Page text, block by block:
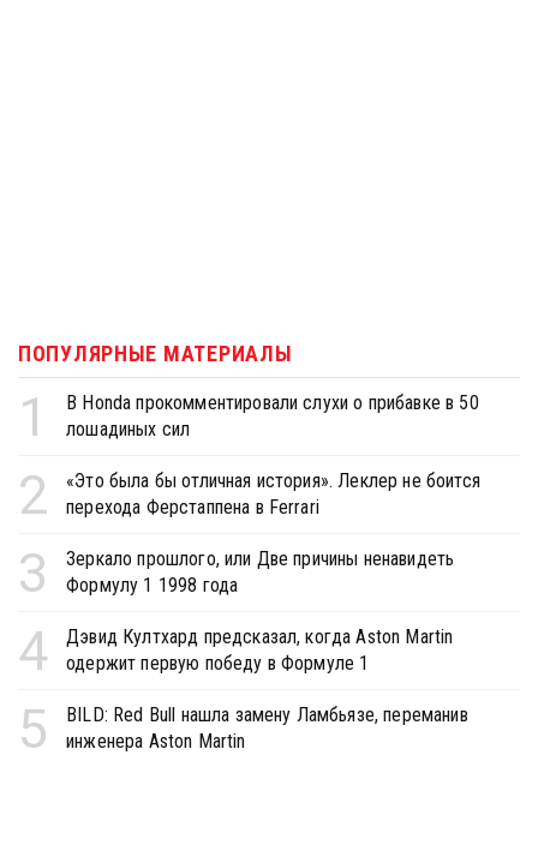
ПОПУЛЯРНЫЕ МАТЕРИАЛЫ
1
В Honda прокомментировали слухи о прибавке в 50
лошадиных сил
2
«Это была бы отличная история». Леклер не боится
перехода Ферстаппена в Ferrari
3
Зеркало прошлого, или Две причины ненавидеть
Формулу 1 1998 года
4
Дэвид Култхард предсказал, когда Aston Martin
одержит первую победу в Формуле 1
5
BILD: Red Bull нашла замену Ламбьязе, переманив
инженера Aston Martin